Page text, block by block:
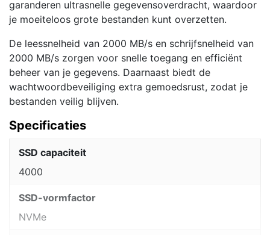
garanderen ultrasnelle gegevensoverdracht, waardoor
je moeiteloos grote bestanden kunt overzetten.
De leessnelheid van 2000 MB/s en schrijfsnelheid van
2000 MB/s zorgen voor snelle toegang en efficiënt
beheer van je gegevens. Daarnaast biedt de
wachtwoordbeveiliging extra gemoedsrust, zodat je
bestanden veilig blijven.
Specificaties
SSD capaciteit
4000
SSD-vormfactor
NVMe